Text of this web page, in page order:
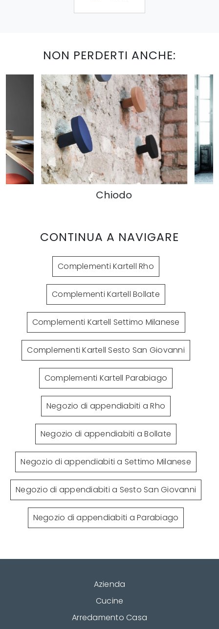
NON PERDERTI ANCHE:
Chiodo
CONTINUA A NAVIGARE
Complementi Kartell Rho
Complementi Kartell Bollate
Complementi Kartell Settimo Milanese
Complementi Kartell Sesto San Giovanni
Complementi Kartell Parabiago
Negozio di appendiabiti a Rho
Negozio di appendiabiti a Bollate
Negozio di appendiabiti a Settimo Milanese
Negozio di appendiabiti a Sesto San Giovanni
Negozio di appendiabiti a Parabiago
Azienda
Cucine
Arredamento Casa